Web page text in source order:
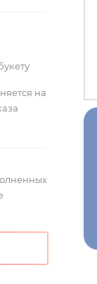
на